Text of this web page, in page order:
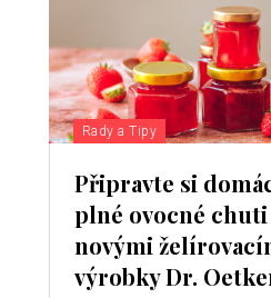
Rady a Tipy
Připravte si
plné ovocné chuti
novými
výrobky Dr.